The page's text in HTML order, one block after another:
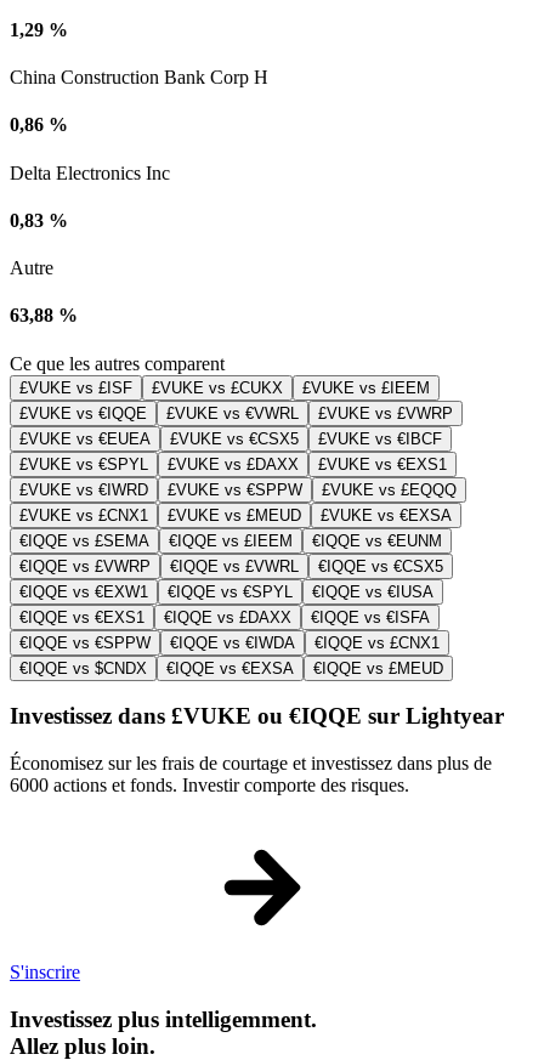
1,29 %
China Construction Bank Corp H
0,86 %
Delta Electronics Inc
0,83 %
Autre
63,88 %
Ce que les autres comparent
£VUKE vs £ISF £VUKE vs £CUKX
£VUKE vs £IEEM
£VUKE vs €IQQE
£VUKE vs €VWRL
£VUKE vs £VWRP
£VUKE vs €EUEA
£VUKE vs €CSX5
£VUKE vs €IBCF
£VUKE vs €SPYL
£VUKE vs £DAXX
£VUKE vs €EXS1
£VUKE vs €IWRD
£VUKE vs €SPPW
£VUKE vs £EQQQ
£VUKE vs £CNX1
£VUKE vs £MEUD
£VUKE vs €EXSA
€IQQE vs £SEMA
€IQQE vs £IEEM
€IQQE vs €EUNM
€IQQE vs £VWRP
€IQQE vs £VWRL
€IQQE vs €CSX5
€IQQE vs €EXW1
€IQQE vs €SPYL
€IQQE vs €IUSA
€IQQE vs €EXS1
€IQQE vs £DAXX
€IQQE vs €ISFA
€IQQE vs €SPPW
€IQQE vs €IWDA
€IQQE vs £CNX1
€IQQE vs $CNDX
€IQQE vs €EXSA €IQQE vs £MEUD
Investissez dans £VUKE ou €IQQE sur Lightyear
Économisez sur les frais de courtage et investissez dans plus de
6000 actions et fonds. Investir comporte des risques.
S'inscrire
Investissez plus intelligemment.
Allez plus loin.